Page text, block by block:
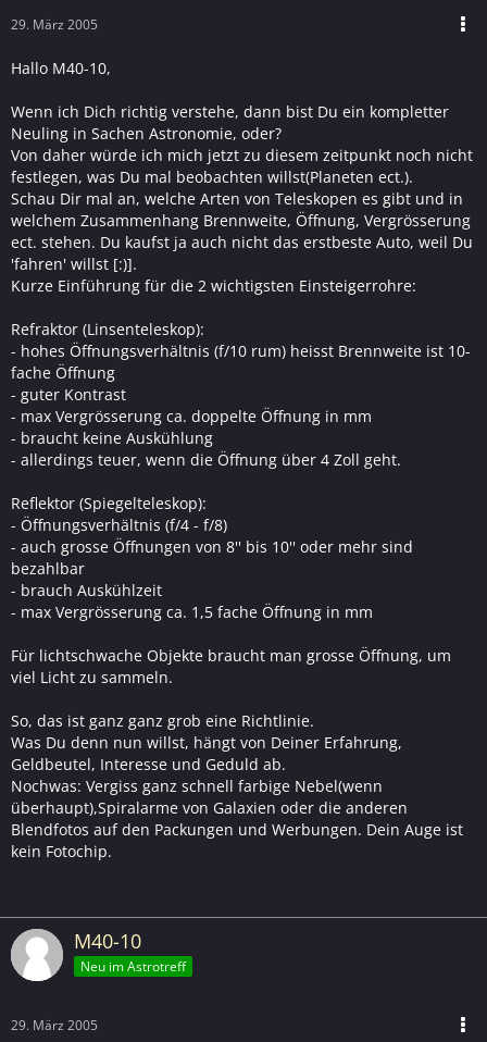
29. März 2005
Hallo M40-10,
Wenn ich Dich richtig verstehe, dann bist Du ein kompletter
Neuling in Sachen Astronomie, oder?
Von daher würde ich mich jetzt zu diesem zeitpunkt noch nicht
festlegen, was Du mal beobachten willst(Planeten ect.).
Schau Dir mal an, welche Arten von Teleskopen es gibt und in
welchem Zusammenhang Brennweite, Öffnung, Vergrösserung
ect. stehen. Du kaufst ja auch nicht das erstbeste Auto, weil Du
'fahren' willst [:)].
Kurze Einführung für die 2 wichtigsten Einsteigerrohre:
Refraktor (Linsenteleskop):
- hohes Öffnungsverhältnis (f/10 rum) heisst Brennweite ist 10-
fache Öffnung
- guter Kontrast
- max Vergrösserung ca. doppelte Öffnung in mm
- braucht keine Auskühlung
- allerdings teuer, wenn die Öffnung über 4 Zoll geht.
Reflektor (Spiegelteleskop):
- Öffnungsverhältnis (f/4 - f/8)
- auch grosse Öffnungen von 8'' bis 10'' oder mehr sind
bezahlbar
- brauch Auskühlzeit
- max Vergrösserung ca. 1,5 fache Öffnung in mm
Für lichtschwache Objekte braucht man grosse Öffnung, um
viel Licht zu sammeln.
So, das ist ganz ganz grob eine Richtlinie.
Was Du denn nun willst, hängt von Deiner Erfahrung,
Geldbeutel, Interesse und Geduld ab.
Nochwas: Vergiss ganz schnell farbige Nebel(wenn
überhaupt),Spiralarme von Galaxien oder die anderen
Blendfotos auf den Packungen und Werbungen. Dein Auge ist
kein Fotochip.
M40-10
Neu im Astrotreff
29. März 2005